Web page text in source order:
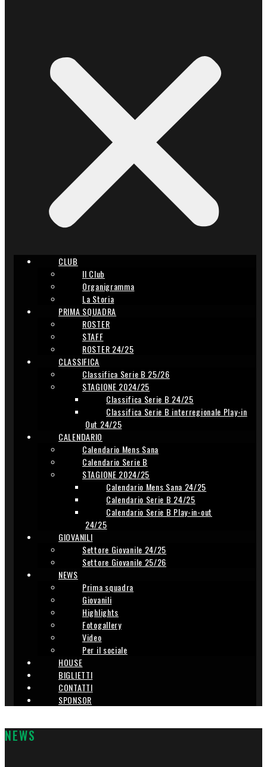
CLUB
Il Club
Organigramma
La Storia
PRIMA SQUADRA
ROSTER
STAFF
ROSTER 24/25
CLASSIFICA
Classifica Serie B 25/26
STAGIONE 2024/25
Classifica Serie B 24/25
Classifica Serie B interregionale Play-in
Out 24/25
CALENDARIO
Calendario Mens Sana
Calendario Serie B
STAGIONE 2024/25
Calendario Mens Sana 24/25
Calendario Serie B 24/25
Calendario Serie B Play-in-out
24/25
GIOVANILI
Settore Giovanile 24/25
Settore Giovanile 25/26
NEWS
Prima squadra
Giovanili
Highlights
Fotogallery
Video
Per il sociale
HOUSE
BIGLIETTI
CONTATTI
SPONSOR
NEWS